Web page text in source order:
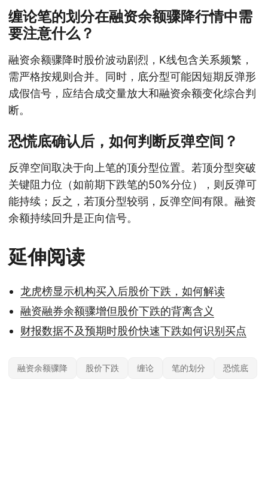
缠论笔的划分在融资余额骤降行情中需
要注意什么？
融资余额骤降时股价波动剧烈，K线包含关系频繁，
需严格按规则合并。同时，底分型可能因短期反弹形
成假信号，应结合成交量放大和融资余额变化综合判
断。
恐慌底确认后，如何判断反弹空间？
反弹空间取决于向上笔的顶分型位置。若顶分型突破
关键阻力位（如前期下跌笔的50%分位），则反弹可
能持续；反之，若顶分型较弱，反弹空间有限。融资
余额持续回升是正向信号。
延伸阅读
龙虎榜显示机构买入后股价下跌，如何解读
融资融券余额骤增但股价下跌的背离含义
财报数据不及预期时股价快速下跌如何识别买点
融资余额骤降 股价下跌 缠论 笔的划分 恐慌底